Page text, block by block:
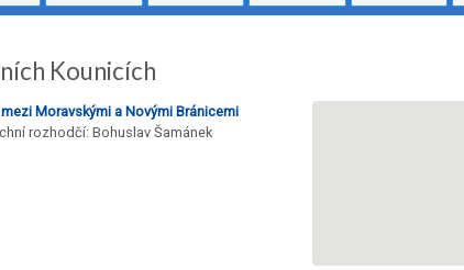
Kounicích
Moravskými a Novými Bránicemi
rozhodčí: Bohuslav Šamánek